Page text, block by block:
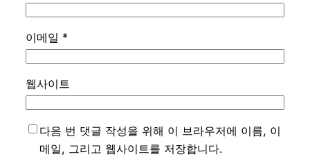
이메일 *
웹사이트
다음 번 댓글 작성을 위해 이 브라우저에 이름, 이
메일, 그리고 웹사이트를 저장합니다.